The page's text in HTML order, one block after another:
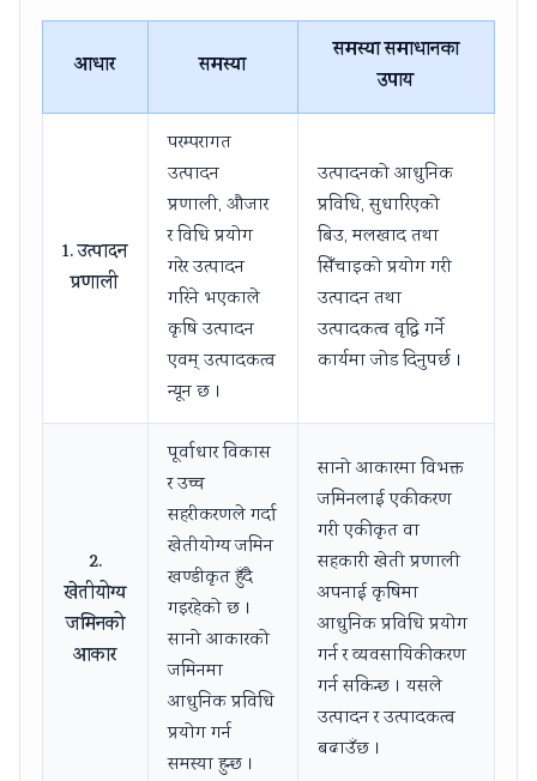
आधार समस्या
समस्या समाधानका
उपाय
1. उत्पादन
प्रणाली
परम्परागत
उत्पादन
प्रणाली, औजार
र विधि प्रयोग
गरेर उत्पादन
गरिने भएकाले
कृषि उत्पादन
एवम् उत्पादकत्व
न्यून छ ।
उत्पादनको आधुनिक
प्रविधि, सुधारिएको
बिउ, मलखाद तथा
सिँचाइको प्रयोग गरी
उत्पादन तथा
उत्पादकत्व वृद्धि गर्ने
कार्यमा जोड दिनुपर्छ ।
2.
खेतीयोग्य
जमिनको
आकार
पूर्वाधार विकास
र उच्च
सहरीकरणले गर्दा
खेतीयोग्य जमिन
खण्डीकृत हुँदै
गइरहेको छ ।
सानो आकारको
जमिनमा
आधुनिक प्रविधि
प्रयोग गर्न
समस्या हुन्छ ।
सानो आकारमा विभक्त
जमिनलाई एकीकरण
गरी एकीकृत वा
सहकारी खेती प्रणाली
अपनाई कृषिमा
आधुनिक प्रविधि प्रयोग
गर्न र व्यवसायिकीकरण
गर्न सकिन्छ । यसले
उत्पादन र उत्पादकत्व
बढाउँछ ।